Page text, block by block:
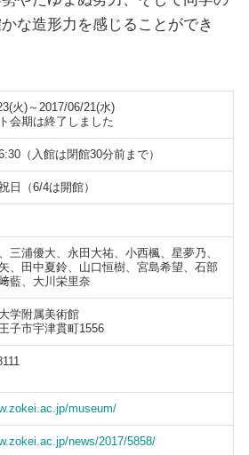
な造形力を感じることができ
火)～2017/06/21(水)
会期は終了しました
（入館は閉館30分前まで）
日（6/4は開館）
三浦優大、永田大祐、小西楓、星夢乃、
、田中夏鈴、山口恒樹、宮島希望、石部
藍、大川栄里奈
学附属美術館
子市宇津貫町1556
museum/
news/2017/5858/